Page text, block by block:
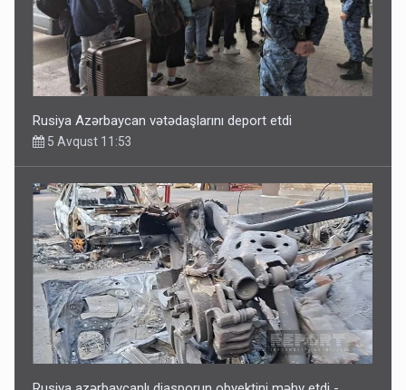
Rusiya Azərbaycan vətədaşlarını deport etdi
5 Avqust 11:53